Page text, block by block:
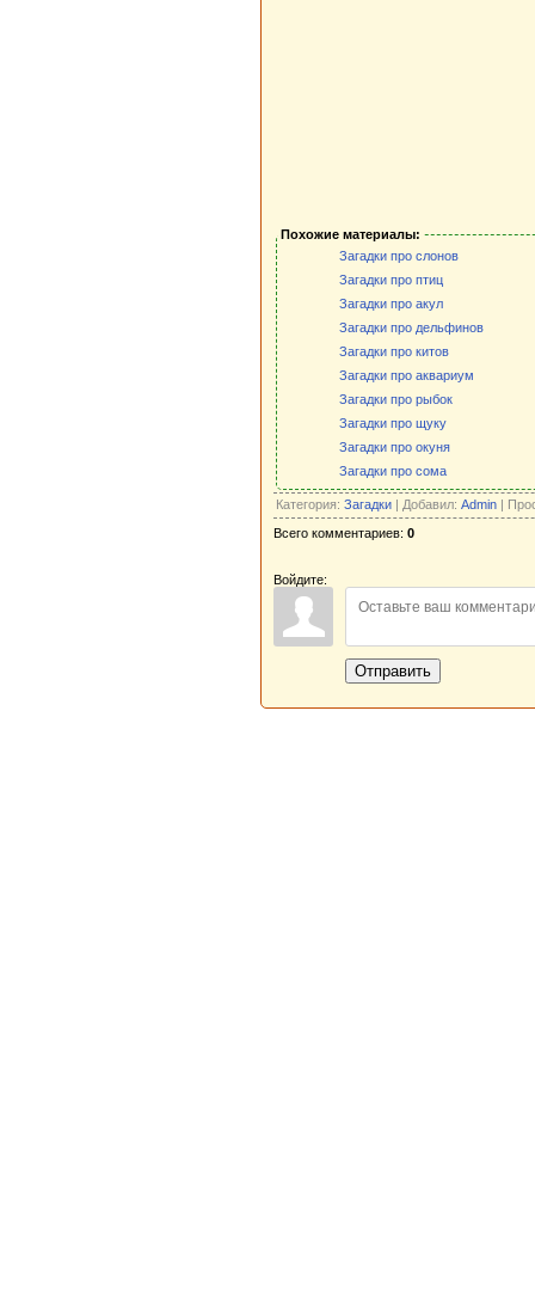
Похожие материалы:
Загадки про слонов
Загадки про птиц
Загадки про акул
Загадки про дельфинов
Загадки про китов
Загадки про аквариум
Загадки про рыбок
Загадки про щуку
Загадки про окуня
Загадки про сома
Категория: Загадки | Добавил: Admin |
Всего комментариев: 0
Войдите:
Отправить